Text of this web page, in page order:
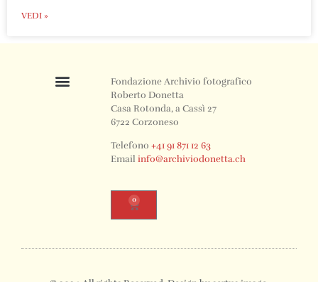
VEDI »
Fondazione Archivio fotografico
Roberto Donetta
Casa Rotonda, a Cassì 27
6722 Corzoneso
Telefono+41 91 871 12 63
Emailinfo@archiviodonetta.ch
0